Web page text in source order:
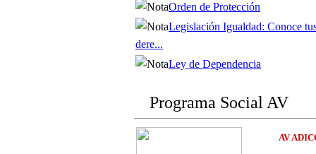
Orden de Protección
Legislación Igualdad: Conoce
dere...
Ley de Dependencia
Programa Social AV
AV